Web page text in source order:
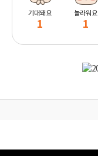
기대돼요
1
놀라워요
1